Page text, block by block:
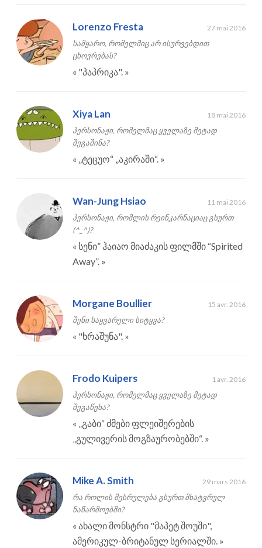
Lorenzo Fresta 27 mai 2016
სამყარო, რომელშიც არ ისურვებდით
ცხოვრებას?
« "პაპრიკა". »
Xiya Lan 18 mai 2016
პერსონაჟი, რომელმაც ყველაზე მეტად
შეგაშინა?
« „ტეცუო“ „აკირაში“. »
Wan-Jung Hsiao 11 mai 2016
პერსონაჟი, რომლის რეინკარნაციაც გსურთ
(^_^)?
« სენი” ჰაიაო მიაძაკის ფილმში “Spirited
Away”. »
Morgane Boullier 15 avr. 2016
შენი საყვარელი სიტყვა?
« "ხრაშუნა". »
Frodo Kuipers 1 avr. 2016
პერსონაჟი, რომელმაც ყველაზე მეტად
შეგაწუხა?
« „გაბი“ ძმები ფლეიშერების
„გულივერის მოგზაურობებში“. »
Mike A. Smith 29 mars 2016
რა როლის შესრულება გსურთ მხატვრულ
ნაწარმოებში?
« ახალი მონსტრი "მაპეტ შოუში",
ამერიკულ-ბრიტანულ სერიალში. »